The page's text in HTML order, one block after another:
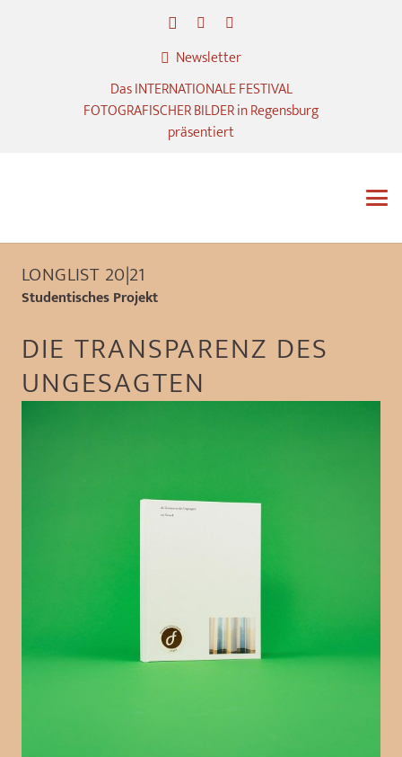
Newsletter
Das INTERNATIONALE FESTIVAL
FOTOGRAFISCHER BILDER in Regensburg
präsentiert
LONGLIST 20|21
Studentisches Projekt
DIE TRANSPARENZ DES
UNGESAGTEN